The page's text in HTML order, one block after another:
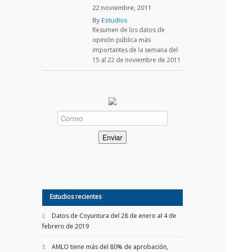
22 noviembre, 2011
ByEstudios
Resumen de los datos de
opinión pública más
importantes de la semana del
15 al 22 de noviembre de 2011
Estudios recientes
Datos de Coyuntura del 28 de enero al 4 de
febrero de 2019
AMLO tiene más del 80% de aprobación,